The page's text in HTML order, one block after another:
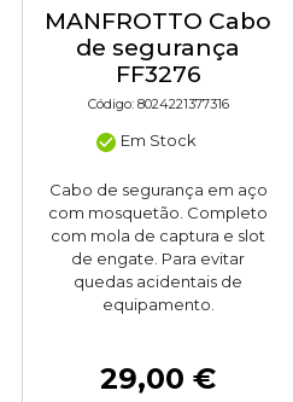
MANFROTTO Cabo
de segurança
FF3276
Código: 8024221377316
Em Stock
Cabo de segurança em aço
com mosquetão. Completo
com mola de captura e slot
de engate. Para evitar
quedas acidentais de
equipamento.
29,00 €